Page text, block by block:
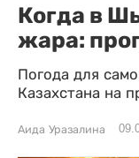
Когда в
жара:
Погода для
Казахстана на
Аида Уразалина